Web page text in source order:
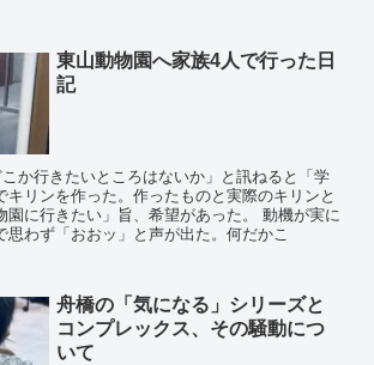
東山動物園へ家族4人で行った日
記
か行きたいところはないか」と訊ねると「学
キリンを作った。作ったものと実際のキリンと
園に行きたい」旨、希望があった。 動機が実に
思わず「おおッ」と声が出た。何だかこ
舟橋の「気になる」シリーズと
コンプレックス、その騒動につ
いて